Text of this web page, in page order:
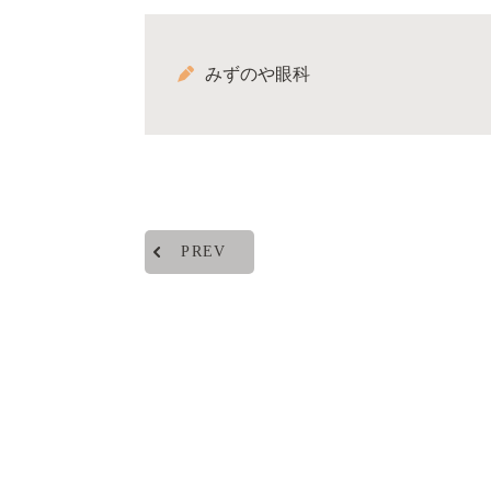
みずのや眼科
PREV